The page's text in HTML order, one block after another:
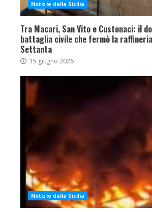
Notizie dalla Sicilia
Tra Macari, San Vito e Custonaci: il
battaglia civile che fermò la
Settanta
15 giugno 2026
Notizie dalla Sicilia